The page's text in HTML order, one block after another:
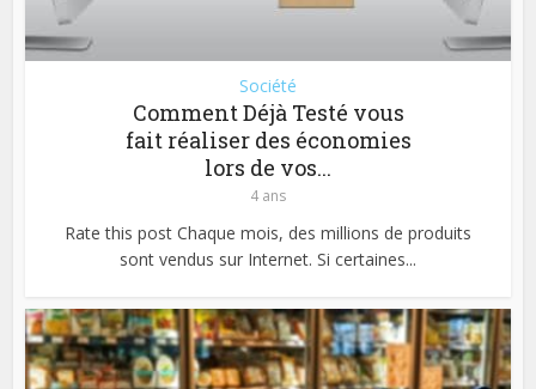
Société
Comment Déjà Testé vous
fait réaliser des économies
lors de vos...
4 ans
Rate this post Chaque mois, des millions de produits
sont vendus sur Internet. Si certaines...